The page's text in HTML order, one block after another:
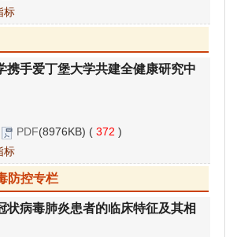
标
携手爱丁堡大学共建全健康研究中
PDF(8976KB) ( 372 )
标
防控专栏
状病毒肺炎患者的临床特征及其相